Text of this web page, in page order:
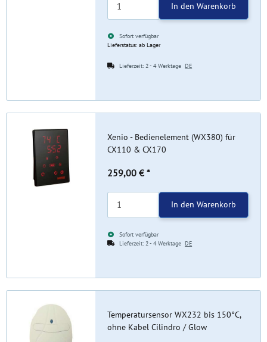
In den Warenkorb
Sofort verfügbar
Lieferstatus: ab Lager
Lieferzeit: 2 - 4 WerktageDE
Xenio - Bedienelement (WX380) für
CX110 & CX170
259,00 € *
In den Warenkorb
Sofort verfügbar
Lieferzeit:2 - 4 WerktageDE
Temperatursensor WX232 bis 150°C,
ohne Kabel Cilindro / Glow